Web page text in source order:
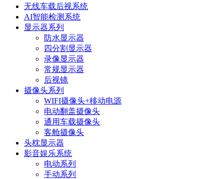
无线车载后视系统
AI智能检测系统
显示器系列
防水显示器
四分割显示器
录像显示器
常规显示器
后视镜
摄像头系列
WIFI摄像头+移动电源
电动翻盖摄像头
通用车载摄像头
客舱摄像头
头枕显示器
影音娱乐系统
电动系列
手动系列